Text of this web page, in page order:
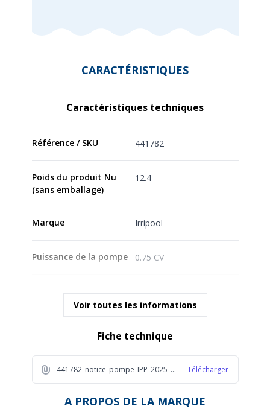
CARACTÉRISTIQUES
Caractéristiques techniques
Référence / SKU 441782
Poids du produit Nu
(sans emballage)
12.4
Marque Irripool
Puissance de la pompe 0.75 CV
Auto-amorçante Oui
Compatible traitement
au sel
Couvercle Transparent
Voir toutes les informations
Fiche technique
441782_notice_pompe_IPP_2025_1_5132 Télécharger
A PROPOS DE LA MARQUE